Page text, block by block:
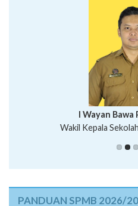
Putu
I Wayan Bawa
Wakil Kepala
I Wayan Gede
Ni Wayan Nopi
PANDUAN SPMB 2026/